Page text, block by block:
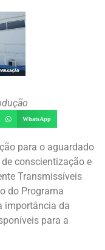
WhatsApp
para o aguardado
conscientização e
Transmissíveis
do Programa
importância da
para a